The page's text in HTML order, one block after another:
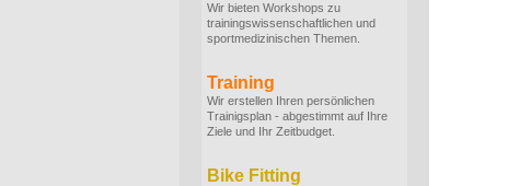
Wir bieten Workshops zu
trainingswissenschaftlichen und
sportmedizinischen Themen.
Training
Wir erstellen Ihren persönlichen
Trainigsplan - abgestimmt auf Ihre
Ziele und Ihr Zeitbudget.
Bike Fitting